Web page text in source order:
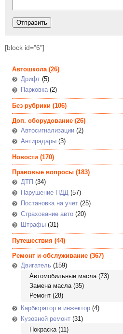
[block id="6"]
Автошкола(26)
Дрифт (5)
Парковка(2)
Без рубрики (106)
Доп. оборудование (26)
Автосигнализации (2)
Антирадары (3)
Новости (170)
Правовые вопросы (183)
ДТП (34)
Нарушение ПДД (57)
Постановка на учет (25)
Страхование авто (20)
Штрафы (31)
Путешествия (44)
Ремонт и обслуживание (367)
Двигатель (159)
Автомобильные масла(73)
Замена масла(35)
Ремонт (28)
Карбюратор и инжектор (4)
Кузовной ремонт (31)
Покраска(11)